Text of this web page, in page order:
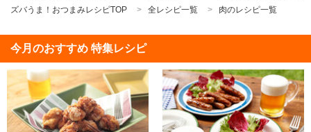
ズバうま！おつまみレシピTOP
全レシピ一覧 肉のレシピ一覧
今月のおすすめ 特集レシピ